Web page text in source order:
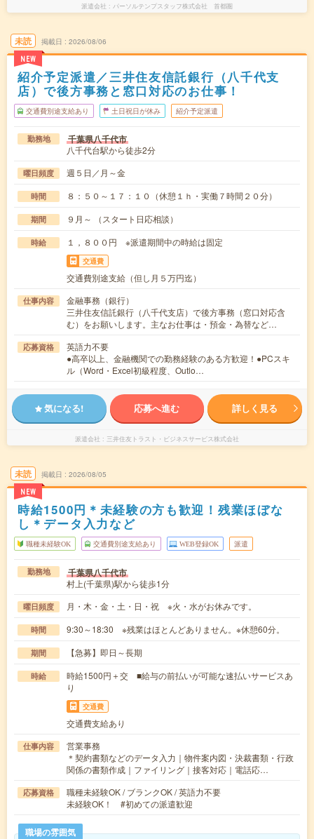
派遣会社 パーソルテンプスタッフ株式会社 首都圏
未読
NEW
掲載日 2026/08/06
紹介予定派遣／三井住友信託銀行（八千代支
店）で後方事務と窓口対応のお仕事！
交通費別途支給あり 土日祝日が休み 紹介予定派遣
勤務地 千葉県八千代市
八千代台駅から徒歩2分
曜日頻度 週５日／月～金
時間 ８：５０～１７：１０（休憩１ｈ・実働７時間２０分）
期間 ９月～ （スタート日応相談）
時給 １，８００円 ※派遣期間中の時給は固定
交通費
交通費別途支給（但し月５万円迄）
仕事内容
金融事務（銀行）
三井住友信託銀行（八千代支店）で後方事務（窓口対応含
む）をお願いします。主なお仕事は・預金・為替など…
応募資格
英語力不要
●高卒以上、金融機関での勤務経験のある方歓迎！●PCスキ
ル（Word・Excel初級程度、Outlo…
気になる! 応募へ進む 詳しく見る
派遣会社 三井住友トラスト・ビジネスサービス株式会社
未読
NEW
掲載日 2026/08/05
時給1500円＊未経験の方も歓迎！残業ほぼな
し＊データ入力など
職種未経験OK 交通費別途支給あり WEB登録OK 派遣
勤務地 千葉県八千代市
村上(千葉県)駅から徒歩1分
曜日頻度 月・木・金・土・日・祝 ※火・水がお休みです。
時間 9:30～18:30 ※残業はほとんどありません。※休憩60分。
期間 【急募】即日～長期
時給
時給1500円＋交 ■給与の前払いが可能な速払いサービスあ
り
交通費
交通費支給あり
仕事内容
営業事務
＊契約書類などのデータ入力｜物件案内図・決裁書類・行政
関係の書類作成｜ファイリング｜接客対応｜電話応…
応募資格
職種未経験OK / ブランクOK / 英語力不要
未経験OK！ #初めての派遣歓迎
職場の雰囲気